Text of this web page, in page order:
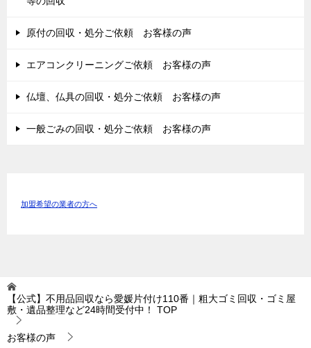
原付の回収・処分ご依頼 お客様の声
エアコンクリーニングご依頼 お客様の声
仏壇、仏具の回収・処分ご依頼 お客様の声
一般ごみの回収・処分ご依頼 お客様の声
加盟希望の業者の方へ
【公式】不用品回収なら愛媛片付け110番｜粗大ゴミ回収・ゴミ屋
敷・遺品整理など24時間受付中！
TOP
お客様の声